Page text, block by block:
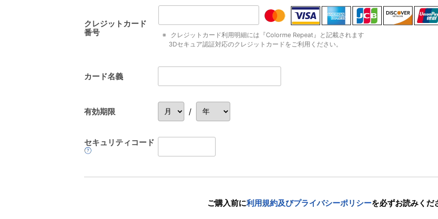
クレジットカード
番号
クレジットカード利用明細には『Colorme Repeat』と記載されます
3Dセキュア認証対応のクレジットカードをご利用ください。
カード名義
有効期限 /
セキュリティコード
ご購入前に利用規約及びプライバシーポリシーを必ずお読みくだ